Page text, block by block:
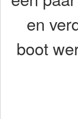
en
boot